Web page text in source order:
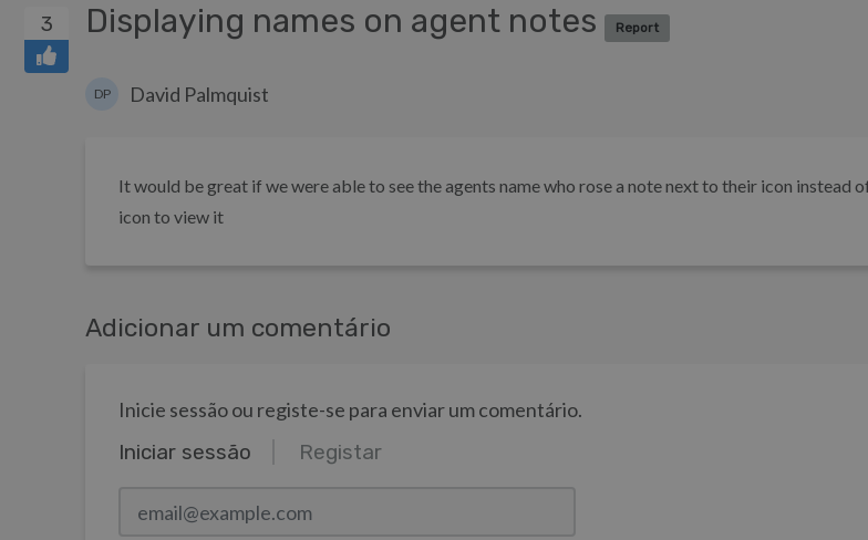
3 Displaying names on agent notes Report
DP David Palmquist
It would be great if we were able to see the agents name who rose a note next to their icon instead
icon to view it
Adicionar um comentário
Inicie sessão ou registe-se para enviar um comentário.
Iniciar sessão Registar